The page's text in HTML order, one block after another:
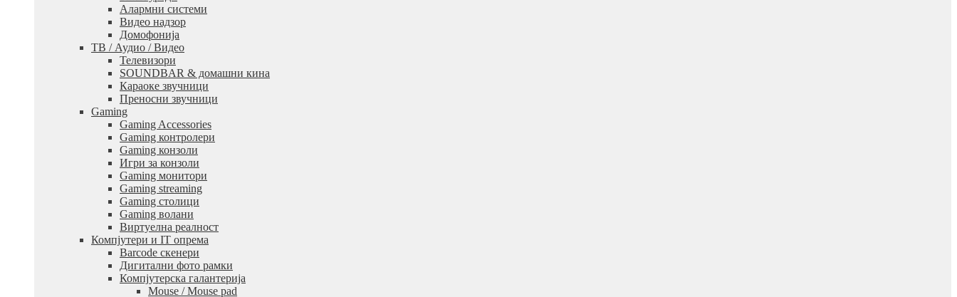
Алармни системи
Видео надзор
Домофонија
ТВ / Аудио / Видео
Телевизори
SOUNDBAR & домашни кина
Караоке звучници
Преносни звучници
Gaming
Gaming Accessories
Gaming контролери
Gaming конзоли
Игри за конзоли
Gaming монитори
Gaming streaming
Gaming столици
Gaming волани
Виртуелна реалност
Компјутери и IT опрема
Barcode скенери
Дигитални фото рамки
Компјутерска галантерија
Mouse / Mouse pad